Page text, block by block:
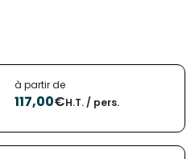
à partir de
117,00€H.T. / pers.